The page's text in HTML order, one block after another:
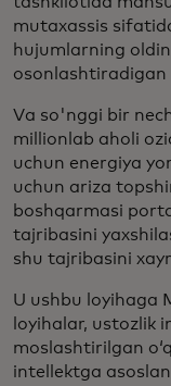
mutaxassis
hujumlarning
Va so'nggi bir
millionlab aholi
uchun energiya
uchun ariza
boshqarmasi
tajribasini
shu tajribasini
U ushbu loyihaga
loyihalar, ustozlik
moslashtirilgan
intellektga